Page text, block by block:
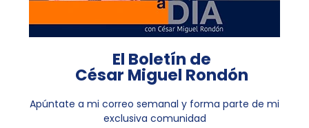
El Boletín de
César Miguel Rondón
Apúntate a mi correo semanal y forma parte de mi
exclusiva comunidad